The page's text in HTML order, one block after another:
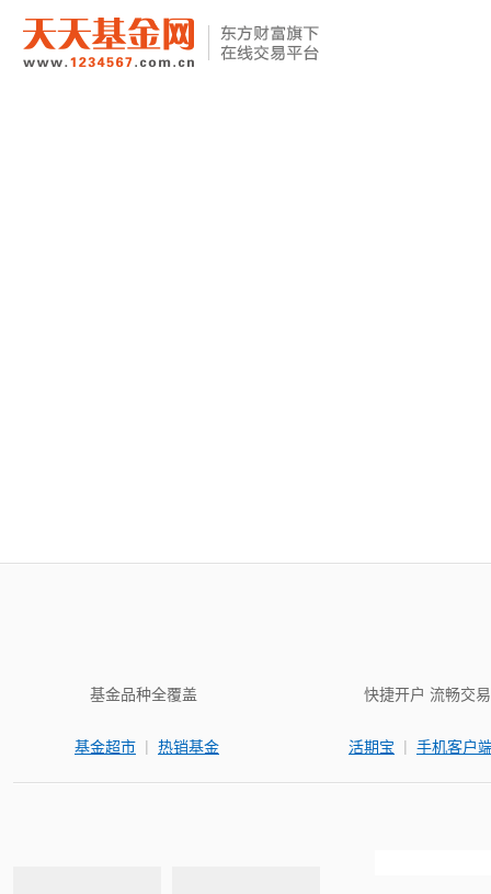
基金品种全覆盖
基金超市 | 热销基金
快捷开户 流畅交易
活期宝 | 手机客户